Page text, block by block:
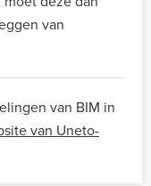
van
van BIM in
van Uneto-